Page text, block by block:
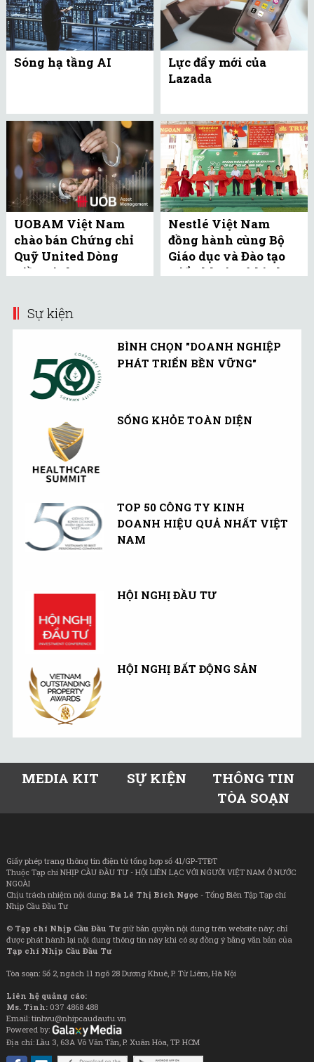
Sóng hạ tầng AI
Lực đẩy mới của
Lazada
UOBAM Việt Nam
chào bán Chứng chỉ
Quỹ United Dòng
Tiền Linh Hoạt
Nestlé Việt Nam
đồng hành cùng Bộ
Giáo dục và Đào tạo
triển khai mô hình
Sự kiện
BÌNH CHỌN "DOANH NGHIỆP
PHÁT TRIỂN BỀN VỮNG"
SỐNG KHỎE TOÀN DIỆN
TOP 50 CÔNG TY KINH
DOANH HIỆU QUẢ NHẤT VIỆT
NAM
HỘI NGHỊ ĐẦU TƯ
HỘI NGHỊ BẤT ĐỘNG SẢN
MEDIA KIT SỰ KIỆN
THÔNG TIN
TÒA SOẠN
Giấy phép trang thông tin điện tử tổng hợp số 41/GP-TTĐT
Thuộc Tạp chí NHỊP CẦU ĐẦU TƯ - HỘI LIÊN LẠC VỚI NGƯỜI VIỆT NAM Ở NƯỚC
NGOÀI
Chịu trách nhiệm nội dung: Bà Lê Thị Bích Ngọc - Tổng Biên Tập Tạp chí
Nhịp Cầu Đầu Tư
© Tạp chí Nhịp Cầu Đầu Tưgiữ bản quyền nội dung trên website này; chỉ
được phát hành lại nội dung thông tin này khi có sự đồng ý bằng văn bản của
Tạp chí Nhịp Cầu Đầu Tư
Tòa soạn: Số 2, ngách 11 ngõ 28 Dương Khuê, P. Từ Liêm, Hà Nội
Liên hệ quảng cáo:
Ms. Tình: 037 4868 488
Email: tinhvu@nhipcaudautu.vn
Powered by:
Địa chỉ: Lầu 3, 63A Võ Văn Tần, P. Xuân Hòa, TP. HCM